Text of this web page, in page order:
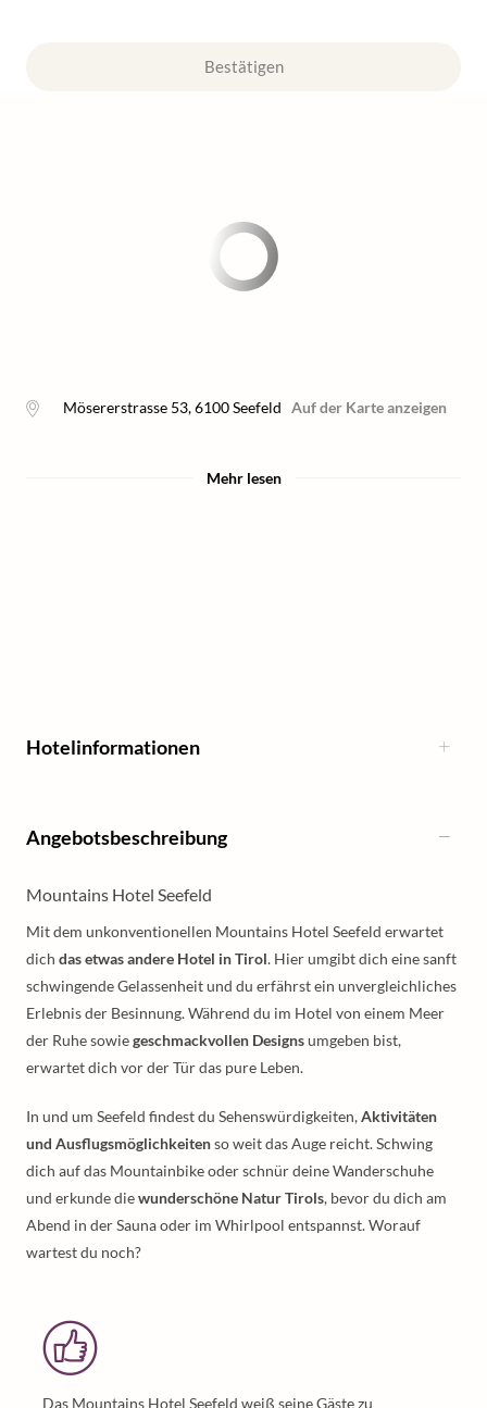
Bestätigen
Mösererstrasse 53,6100Seefeld Auf der Karte anzeigen
Mehr lesen
Hotelinformationen
Angebotsbeschreibung
Mountains Hotel Seefeld
Mit dem unkonventionellen Mountains Hotel Seefeld erwartet
dich das etwas andere Hotel in Tirol. Hier umgibt dich eine sanft
schwingende Gelassenheit und du erfährst ein unvergleichliches
Erlebnis der Besinnung. Während du im Hotel von einem Meer
der Ruhe sowiegeschmackvollen Designsumgeben bist,
erwartet dich vor der Tür das pure Leben.
In und um Seefeld findest du Sehenswürdigkeiten,Aktivitäten
und Ausflugsmöglichkeitenso weit das Auge reicht. Schwing
dich auf das Mountainbike oder schnür deine Wanderschuhe
und erkunde diewunderschöne Natur Tirols, bevor du dich am
Abend in der Sauna oder im Whirlpool entspannst. Worauf
wartest du noch?
Das Mountains Hotel Seefeld weiß seine Gäste zu